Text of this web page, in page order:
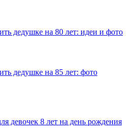
дедушке на 80 лет: идеи и фото
дедушке на 85 лет: фото
девочек 8 лет на день рождения